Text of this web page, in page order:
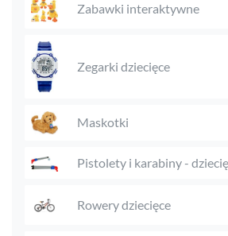
Zabawki interaktywne
Zegarki dziecięce
Maskotki
Pistolety i karabiny -
Rowery dziecięce